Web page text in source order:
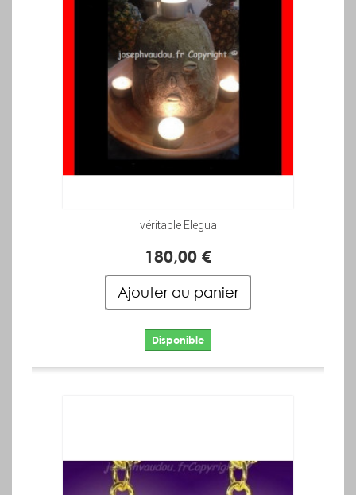
véritable Elegua
180,00 €
Ajouter au panier
Disponible